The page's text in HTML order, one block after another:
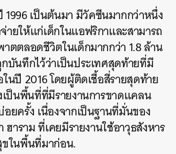
เป็นต้นมา มีวัคซีนมากกว่าหนึ่ง
ยให้แก่เด็กในแอฟริกาและสามารถ
ตตลอดชีวิตในเด็กมากกว่า 1.8 ล้าน
บันทึกไว้ว่าเป็นประเทศสุดท้ายที่มี
นปี 2016 โดยผู้ติดเชื้อสี่รายสุดท้าย
เป็นพื้นที่ที่มีรายงานการขาดแคลน
ยครั้ง เนื่องจากเป็นฐานที่มั่นของ
ฮาราม ที่เคยมีรายงานใช้อาวุธสังหาร
ขในพื้นที่มาก่อน.